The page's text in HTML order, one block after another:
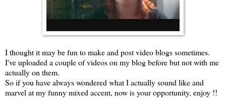
I thought it may be fun to make and post video blogs sometimes.
I've uploaded a couple of videos on my blog before but not with me
actually on them.
So if you have always wondered what I actually sound like and
marvel at my funny mixed accent, now is your opportunity, enjoy !!